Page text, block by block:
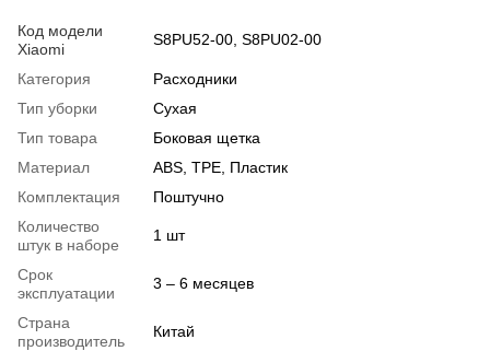
Код модели
Xiaomi
S8PU52-00, S8PU02-00
Категория
Расходники
Тип уборки
Сухая
Тип товара
Боковая щетка
Материал
ABS, TPE, Пластик
Комплектация
Поштучно
Количество
штук в наборе
1 шт
Срок
эксплуатации
3 – 6 месяцев
Страна
производитель
Китай